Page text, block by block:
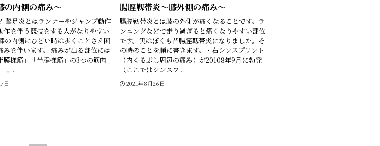
の内側の痛み〜
鵞足炎とはランナーやジャンプ動作
作を伴う競技をする人がなりやすい
の内側にひどい時は歩くことさえ困
みを伴います。 痛みが出る部位には
膜様筋」「半腱様筋」の3つの筋肉
↓...
日
腸脛靱帯炎〜膝外側の痛み〜
腸脛靭帯炎とは膝の外側が痛くなることです。ラ
ンニングなどで走り過ぎると痛くなりやすい部位
です。実はぼくも昔腸脛靱帯炎になりました。そ
の時のことを順に書きます。・右シンスプリント
（内くるぶし周辺の痛み）が20108年9月に勃発
（ここではシンスプ...
2021年8月26日